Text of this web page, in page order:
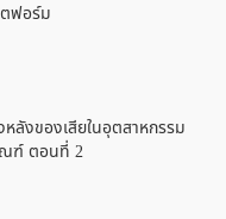
ฟอร์ม
หลังของเสียในอุตสาหกรรม
ณฑ์ ตอนที่ 2